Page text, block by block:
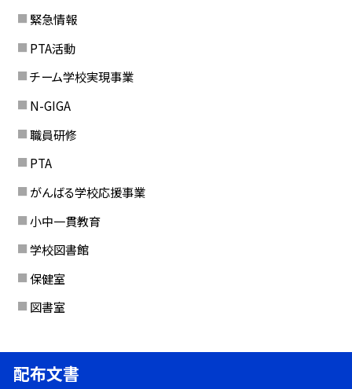
緊急情報
PTA活動
チーム学校実現事業
N-GIGA
職員研修
PTA
がんばる学校応援事業
小中一貫教育
学校図書館
保健室
図書室
配布文書